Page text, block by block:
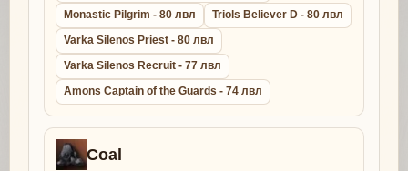
Monastic Pilgrim - 80 лвл
Triols Believer D - 80 лвл
Varka Silenos Priest - 80 лвл
Varka Silenos Recruit - 77 лвл
Amons Captain of the Guards - 74 лвл
Coal